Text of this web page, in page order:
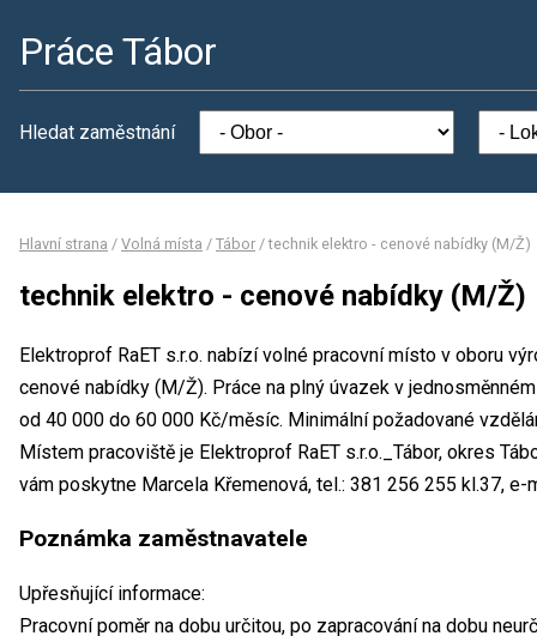
Práce Tábor
Hledat zaměstnání
Hlavní strana / Volná místa / Tábor /technik elektro - cenové nabídky (M/Ž)
technik elektro - cenové nabídky (M/Ž)
Elektroprof RaET s.r.o. nabízí volné pracovní místo v oboru
cenové nabídky (M/Ž). Práce na plný úvazek v
od 40 000 do 60 000 Kč/měsíc. Minimální požadované
Místem pracoviště je Elektroprof RaET s.r.o._Tábor, okres
vám poskytne Marcela Křemenová, tel.: 381 256 255 kl.37,
Poznámka zaměstnavatele
Upřesňující informace:
Pracovní poměr na dobu určitou, po zapracování na dobu